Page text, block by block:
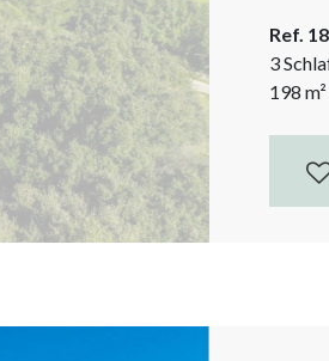
Es ist
Ref.
3
198 m²